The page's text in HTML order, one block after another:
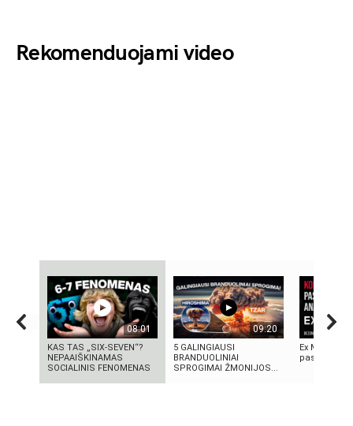
Rekomenduojami video
08:01
KAS TAS „SIX-SEVEN“?
NEPAAIŠKINAMAS
SOCIALINIS FENOMENAS
09:20
5 GALINGIAUSI
BRANDUOLINIAI
SPROGIMAI ŽMONIJOS...
Ex
pasirinkimo